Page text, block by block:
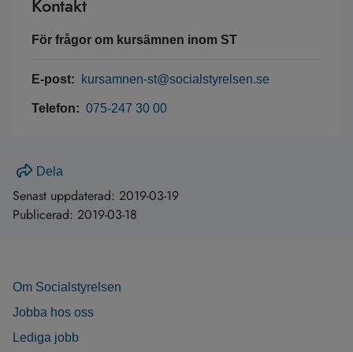
Kontakt
För frågor om kursämnen inom ST
E-post: kursamnen-st@socialstyrelsen.se
Telefon: 075-247 30 00
Dela
Senast uppdaterad: 2019-03-19
Publicerad: 2019-03-18
Om Socialstyrelsen
Jobba hos oss
Lediga jobb